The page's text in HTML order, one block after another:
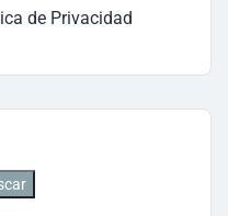
de Privacidad